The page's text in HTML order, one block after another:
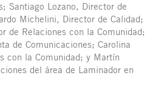
Santiago Lozano, Director de
Michelini, Director de Calidad;
de Relaciones con la Comunidad;
de Comunicaciones; Carolina
con la Comunidad; y Martín
del área de Laminador en